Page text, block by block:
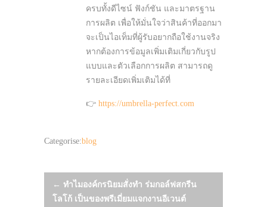
ครบทั้งดีไซน์ ฟังก์ชัน และมาตรฐาน
การผลิต เพื่อให้มั่นใจว่าสินค้าที่ออกมา
จะเป็นไอเท็มที่ผู้รับอยากถือใช้งานจริง
หากต้องการข้อมูลเพิ่มเติมเกี่ยวกับรูป
แบบและตัวเลือกการผลิต สามารถดู
รายละเอียดเพิ่มเติมได้ที่
👉 https://umbrella-perfect.com
Categorise:blog
Post
← ทำไมองค์กรนิยมสั่งทำ ร่มกอล์ฟสกรีน
โลโก้ เป็นของพรีเมี่ยมแจกงานอีเวนต์